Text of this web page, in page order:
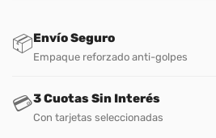
📦Envío Seguro
Empaque reforzado anti-golpes
💳3 Cuotas Sin Interés
Con tarjetas seleccionadas